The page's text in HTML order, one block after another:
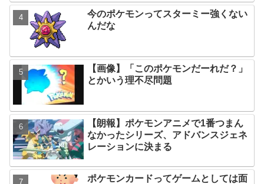
今のポケモンってスターミー強くない
んだな
【画像】「このポケモンだーれだ？」
とかいう理不尽問題
【朗報】ポケモンアニメで1番つまん
なかったシリーズ、アドバンスジェネ
レーションに決まる
ポケモンカードってゲームとしては面